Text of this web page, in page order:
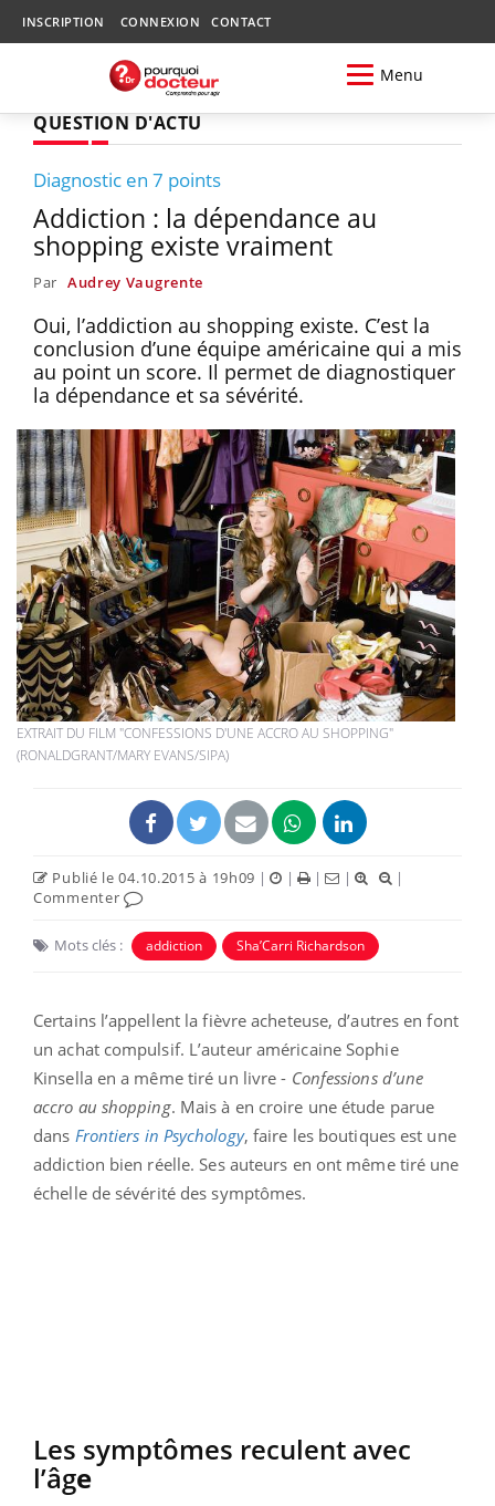
INSCRIPTION CONNEXION CONTACT
Menu
QUESTION D'ACTU
Diagnostic en 7 points
Addiction : la dépendance au
shopping existe vraiment
Par Audrey Vaugrente
Oui, l’addiction au shopping existe. C’est la
conclusion d’une équipe américaine qui a mis
au point un score. Il permet de diagnostiquer
la dépendance et sa sévérité.
EXTRAIT DU FILM "CONFESSIONS D'UNE ACCRO AU SHOPPING"
(RONALDGRANT/MARY EVANS/SIPA)
Publié le 04.10.2015 à 19h09 | | | |
|
Commenter
Mots clés : addiction Sha’Carri Richardson
Certains l’appellent la fièvre acheteuse, d’autres en font
un achat compulsif. L’auteur américaine Sophie
Kinsella en a même tiré un livre - Confessions d’une
accro au shopping. Mais à en croire une étude parue
dans Frontiers in Psychology, faire les boutiques est une
addiction bien réelle. Ses auteurs en ont même tiré une
échelle de sévérité des symptômes.
Les symptômes reculent avec
l’âge